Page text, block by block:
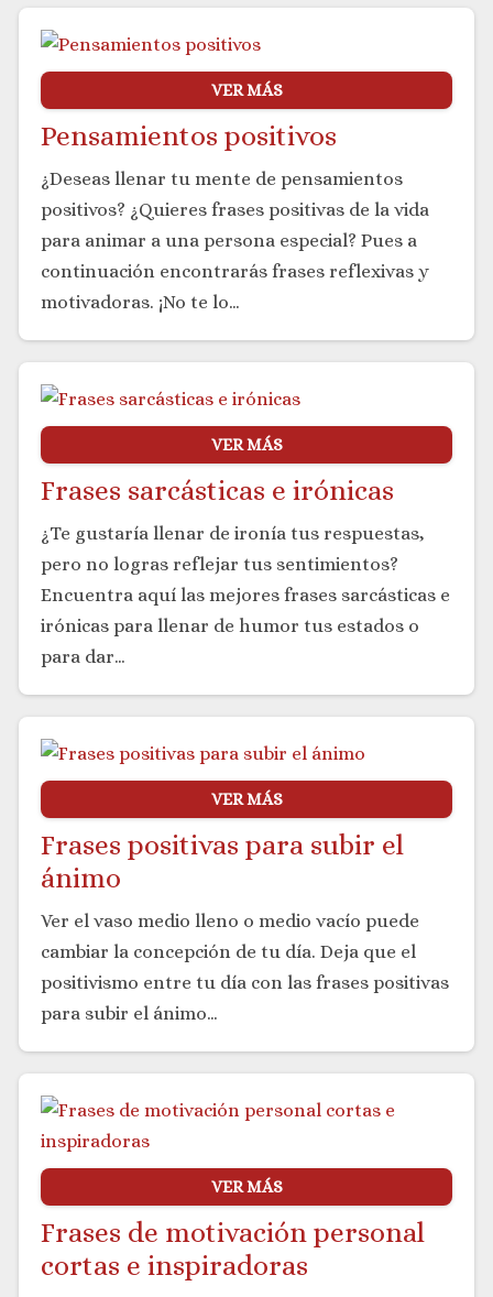
VER MÁS
Pensamientos positivos
¿Deseas llenar tu mente de pensamientos
positivos? ¿Quieres frases positivas de la vida
para animar a una persona especial? Pues a
continuación encontrarás frases reflexivas y
motivadoras. ¡No te lo…
VER MÁS
Frases sarcásticas e irónicas
¿Te gustaría llenar de ironía tus respuestas,
pero no logras reflejar tus sentimientos?
Encuentra aquí las mejores frases sarcásticas e
irónicas para llenar de humor tus estados o
para dar…
VER MÁS
Frases positivas para subir el
ánimo
Ver el vaso medio lleno o medio vacío puede
cambiar la concepción de tu día. Deja que el
positivismo entre tu día con las frases positivas
para subir el ánimo…
VER MÁS
Frases de motivación personal
cortas e inspiradoras